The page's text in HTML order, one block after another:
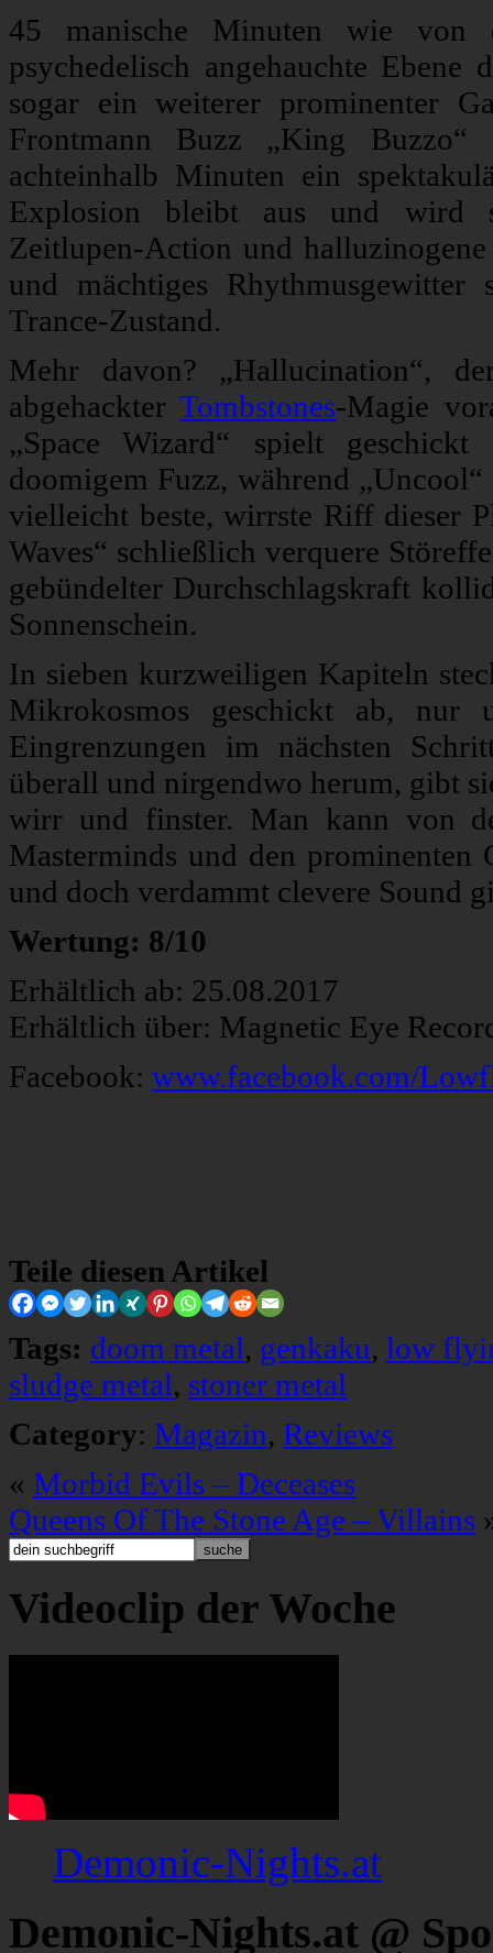
45 manische Minuten wie von
psychedelisch angehauchte
sogar ein weiterer prominenter
Frontmann Buzz „King
achteinhalb Minuten ein
Explosion bleibt aus und wird
Zeitlupen-Action und
und mächtiges
Trance-Zustand.
Mehr davon? „Hallucination“,
abgehackterTombstones-Magie
„Space Wizard“ spielt
doomigem Fuzz, während
vielleicht beste, wirrste Riff dieser
Waves“ schließlich verquere
gebündelter Durchschlagskraft
Sonnenschein.
In sieben kurzweiligen Kapiteln
Mikrokosmos geschickt ab, nur
Eingrenzungen im nächsten
überall und nirgendwo herum, gibt
wirr und finster. Man kann von
Masterminds und den
und doch verdammt clevere Sound
Wertung: 8/10
Erhältlich ab: 25.08.2017
Erhältlich über: Magnetic Eye
Facebook: www.facebook.com/
Teile diesen Artikel
Tags: doom metal, genkaku, low
sludge metal, stoner metal
Category: Magazin, Reviews
« Morbid Evils – Deceases
Queens Of The Stone Age – Villains
Videoclip der Woche
Demonic-Nights.at
Demonic-Nights.at @